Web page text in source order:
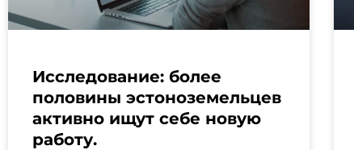
Исследование: более
половины эстоноземельцев
активно ищут себе новую
работу.